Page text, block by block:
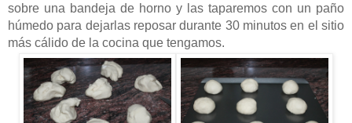
sobre una bandeja de horno y las taparemos con un paño
húmedo para dejarlas reposar durante 30 minutos en el sitio
más cálido de la cocina que tengamos.